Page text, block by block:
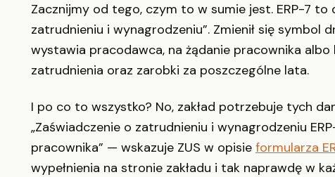
Zacznijmy od tego, czym to w sumie jest. ERP-7 to
zatrudnieniu i wynagrodzeniu”. Zmienił się symbol
wystawia pracodawca, na żądanie pracownika
zatrudnienia oraz zarobki za poszczególne lata.
I po co to wszystko? No, zakład potrzebuje tych
„Zaświadczenie o zatrudnieniu i wynagrodzeniu
pracownika” — wskazuje ZUS w opisie formularza
wypełnienia na stronie zakładu i tak naprawdę w